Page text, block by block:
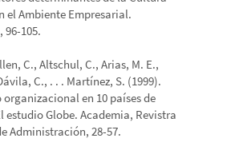
el Ambiente Empresarial.
96-105.
C., Altschul, C., Arias, M. E.,
C., . . . Martínez, S. (1999).
en 10 países de
estudio Globe. Academia, Revistra
Administración, 28-57.